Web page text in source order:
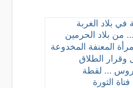
في بلاد الغربة
من بلاد الحرمين
المعنفة المخدوعة
وقرار الطلاق
... لقطة
فتاة الثورة